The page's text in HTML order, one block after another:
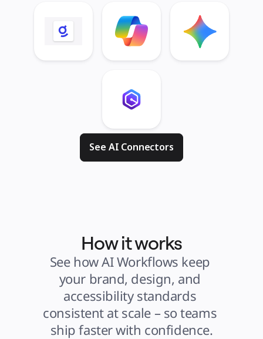
See AI Connectors
How it works
See how AI Workflows keep
your brand, design, and
accessibility standards
consistent at scale – so teams
ship faster with confidence.